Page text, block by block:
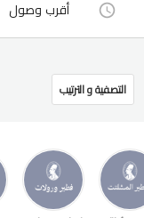
أقرب وصول
التصفية و الترتيب